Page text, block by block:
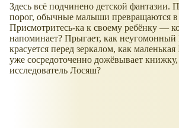
Здесь всё подчинено детской фантазии.
порог, обычные малыши превращаются
Присмотритесь-ка к своему ребёнку —
напоминает? Прыгает, как
красуется перед зеркалом, как
уже сосредоточенно дожёвывает
исследователь Лосяш?